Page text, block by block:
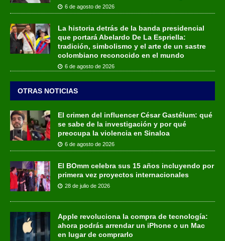
6 de agosto de 2026
La historia detrás de la banda presidencial
que portará Abelardo De La Espriella:
tradición, simbolismo y el arte de un sastre
colombiano reconocido en el mundo
6 de agosto de 2026
OTRAS NOTICIAS
El crimen del influencer César Gastélum: qué
se sabe de la investigación y por qué
preocupa la violencia en Sinaloa
6 de agosto de 2026
El BOmm celebra sus 15 años incluyendo por
primera vez proyectos internacionales
28 de julio de 2026
Apple revoluciona la compra de tecnología:
ahora podrás arrendar un iPhone o un Mac
en lugar de comprarlo